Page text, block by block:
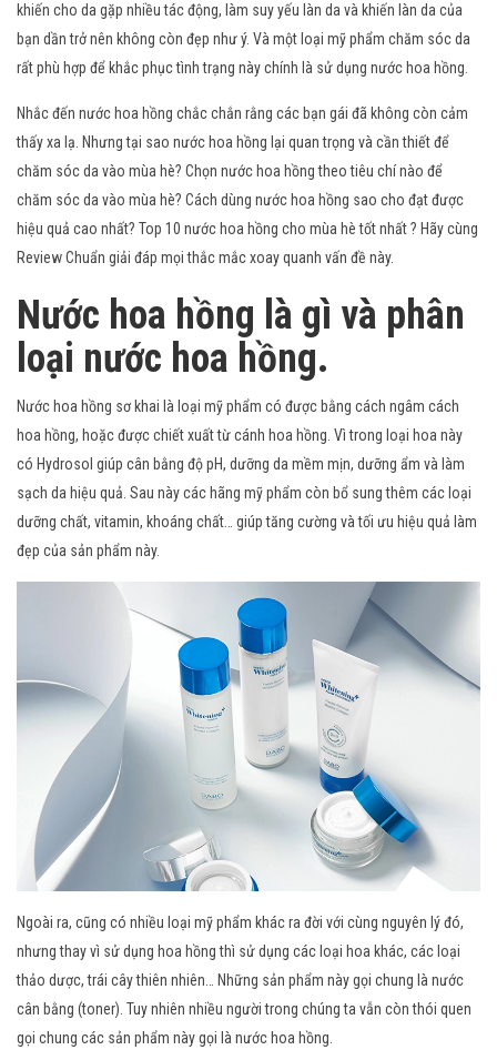
khiến cho da gặp nhiều tác động, làm suy yếu làn da và khiến làn da của
bạn dần trở nên không còn đẹp như ý. Và một loại mỹ phẩm chăm sóc da
rất phù hợp để khắc phục tình trạng này chính là sử dụng nước hoa hồng.
Nhắc đến nước hoa hồng chắc chắn rằng các bạn gái đã không còn cảm
thấy xa lạ. Nhưng tại sao nước hoa hồng lại quan trọng và cần thiết để
chăm sóc da vào mùa hè? Chọn nước hoa hồng theo tiêu chí nào để
chăm sóc da vào mùa hè? Cách dùng nước hoa hồng sao cho đạt được
hiệu quả cao nhất? Top 10 nước hoa hồng cho mùa hè tốt nhất ? Hãy cùng
Review Chuẩn giải đáp mọi thắc mắc xoay quanh vấn đề này.
Nước hoa hồng là gì và phân
loại nước hoa hồng.
Nước hoa hồng sơ khai là loại mỹ phẩm có được bằng cách ngâm cách
hoa hồng, hoặc được chiết xuất từ cánh hoa hồng. Vì trong loại hoa này
có Hydrosol giúp cân bằng độ pH, dưỡng da mềm mịn, dưỡng ẩm và làm
sạch da hiệu quả. Sau này các hãng mỹ phẩm còn bổ sung thêm các loại
dưỡng chất, vitamin, khoáng chất… giúp tăng cường và tối ưu hiệu quả làm
đẹp của sản phẩm này.
Ngoài ra, cũng có nhiều loại mỹ phẩm khác ra đời với cùng nguyên lý đó,
nhưng thay vì sử dụng hoa hồng thì sử dụng các loại hoa khác, các loại
thảo dược, trái cây thiên nhiên… Những sản phẩm này gọi chung là nước
cân bằng (toner). Tuy nhiên nhiều người trong chúng ta vẫn còn thói quen
gọi chung các sản phẩm này gọi là nước hoa hồng.